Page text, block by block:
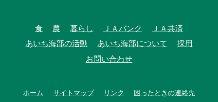
食 農 暮らし ＪＡバンク
ＪＡ共済
あいち海部の活動
あいち海部について
採用
お問い合わせ
ホーム サイトマップ リンク
困ったときの連絡先